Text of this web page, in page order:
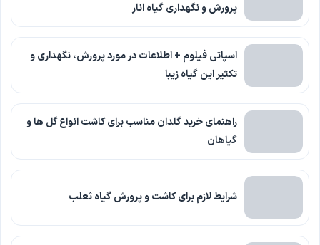
پرورش و نگهداری گیاه انار
اسپاتی فیلوم + اطلاعات در مورد پرورش، نگهداری و
تکثیر این گیاه زیبا
راهنمای خرید گلدان مناسب برای کاشت انواع گل ها و
گیاهان
شرایط لازم برای کاشت و پرورش گیاه ثعلب